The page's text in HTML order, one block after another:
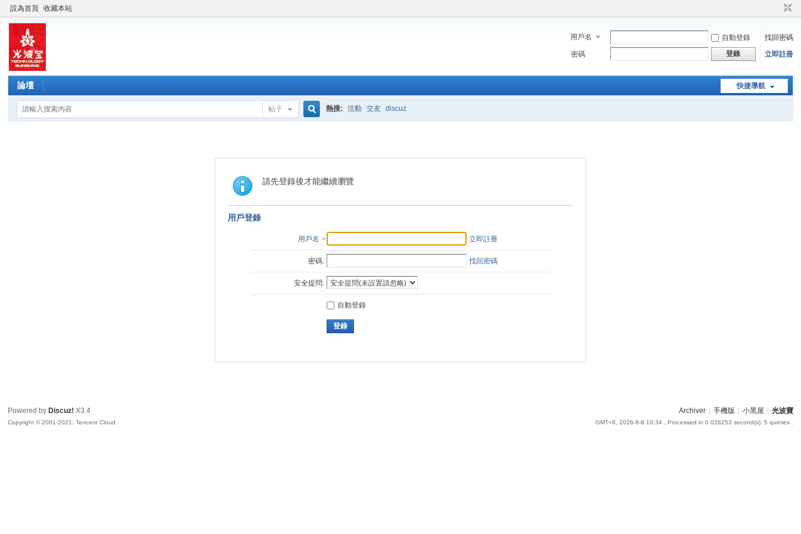
設為首頁 收藏本站
用戶名 自動登錄
找回密碼
密碼
登錄 立即註冊
快捷導航
論壇
帖子
索
熱搜: 活動 交友 discuz
請先登錄後才能繼續瀏覽
用戶登錄
用戶名 立即註冊
密碼: 找回密碼
安全提問:
自動登錄
登錄
Archiver 手機版 小黑屋 光波寶
GMT+8, 2026-8-8 10:34, Processed in 0.028253 second(s), 5 queries .
Powered by Discuz! X3.4
Copyright © 2001-2021, Tencent Cloud.